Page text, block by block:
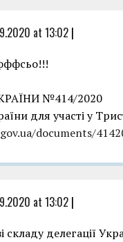
at 13:02 |
№414/2020
для участі у
documents/
at 13:02 |
складу делегації